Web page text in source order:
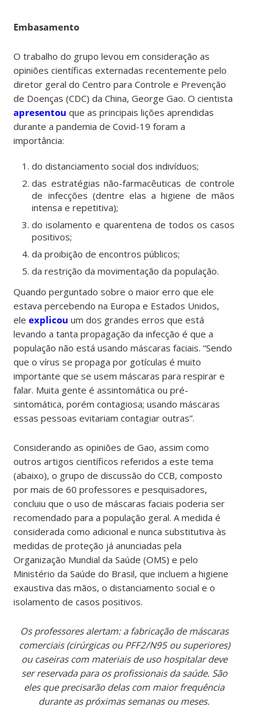
Embasamento
O trabalho do grupo levou em consideração as
opiniões científicas externadas recentemente pelo
diretor geral do Centro para Controle e Prevenção
de Doenças (CDC) da China, George Gao. O cientista
apresentou que as principais lições aprendidas
durante a pandemia de Covid-19 foram a
importância:
do distanciamento social dos indivíduos;
das estratégias não-farmacêuticas de controle
de infecções (dentre elas a higiene de mãos
intensa e repetitiva);
do isolamento e quarentena de todos os casos
positivos;
da proibição de encontros públicos;
da restrição da movimentação da população.
Quando perguntado sobre o maior erro que ele
estava percebendo na Europa e Estados Unidos,
eleexplicou um dos grandes erros que está
levando a tanta propagação da infecção é que a
população não está usando máscaras faciais. “Sendo
que o vírus se propaga por gotículas é muito
importante que se usem máscaras para respirar e
falar. Muita gente é assintomática ou pré-
sintomática, porém contagiosa; usando máscaras
essas pessoas evitariam contagiar outras”.
Considerando as opiniões de Gao, assim como
outros artigos científicos referidos a este tema
(abaixo), o grupo de discussão do CCB, composto
por mais de 60 professores e pesquisadores,
concluiu que o uso de máscaras faciais poderia ser
recomendado para a população geral. A medida é
considerada como adicional e nunca substitutiva às
medidas de proteção já anunciadas pela
Organização Mundial da Saúde (OMS) e pelo
Ministério da Saúde do Brasil, que incluem a higiene
exaustiva das mãos, o distanciamento social e o
isolamento de casos positivos.
Os professores alertam: a fabricação de máscaras
comerciais (cirúrgicas ou PFF2/N95 ou superiores)
ou caseiras com materiais de uso hospitalar deve
ser reservada para os profissionais da saúde. São
eles que precisarão delas com maior frequência
durante as próximas semanas ou meses.